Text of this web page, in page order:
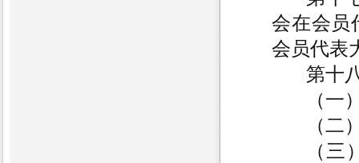
会在会员
会员代表
第十
（一
（二
（